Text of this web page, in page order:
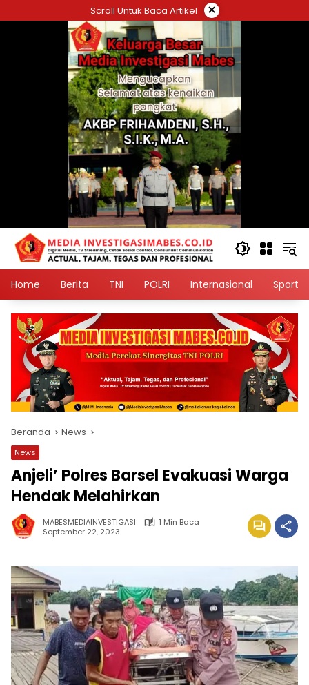
ke
Scroll Untuk Baca Artikel ×
Home Berita TNI POLRI Internasional Sport
Beranda News
News
Anjeli’ Polres Barsel Evakuasi Warga
Hendak Melahirkan
MABESMEDIAINVESTIGASI
1 Min Baca
September 22, 2023